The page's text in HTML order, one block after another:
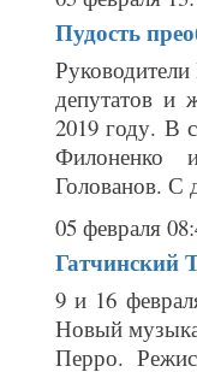
Пудость
депутатов и
2019 году. В
Филоненко
Голованов. С
05 февраля
Гатчинский
9 и 16
Новый
Перро.